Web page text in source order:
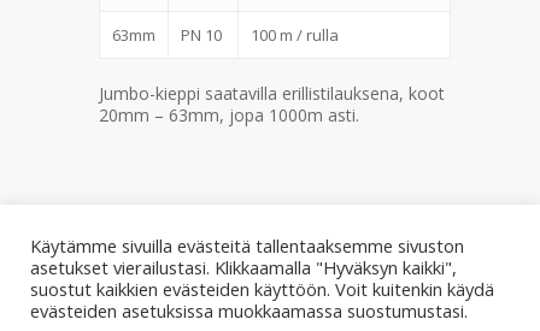
63mm PN 10 100 m / rulla
Jumbo-kieppi saatavilla erillistilauksena, koot
20mm – 63mm, jopa 1000m asti.
© 2026 Rotomon.
Käytämme sivuilla evästeitä tallentaaksemme sivuston
asetukset vierailustasi. Klikkaamalla "Hyväksyn kaikki",
suostut kaikkien evästeiden käyttöön. Voit kuitenkin käydä
evästeiden asetuksissa muokkaamassa suostumustasi.